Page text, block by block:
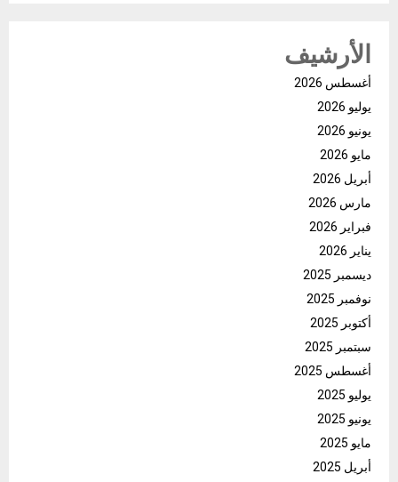
الأرشيف
أغسطس 2026
يوليو 2026
يونيو 2026
مايو 2026
أبريل 2026
مارس 2026
فبراير 2026
يناير 2026
ديسمبر 2025
نوفمبر 2025
أكتوبر 2025
سبتمبر 2025
أغسطس 2025
يوليو 2025
يونيو 2025
مايو 2025
أبريل 2025